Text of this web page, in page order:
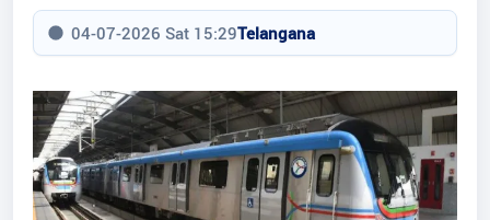
04-07-2026 Sat 15:29Telangana